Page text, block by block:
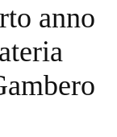
anno